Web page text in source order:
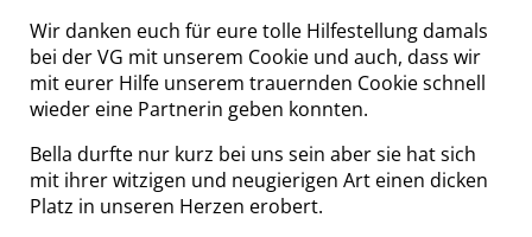
Wir danken euch für eure tolle Hilfestellung damals
bei der VG mit unserem Cookie und auch, dass wir
mit eurer Hilfe unserem trauernden Cookie schnell
wieder eine Partnerin geben konnten.
Bella durfte nur kurz bei uns sein aber sie hat sich
mit ihrer witzigen und neugierigen Art einen dicken
Platz in unseren Herzen erobert.